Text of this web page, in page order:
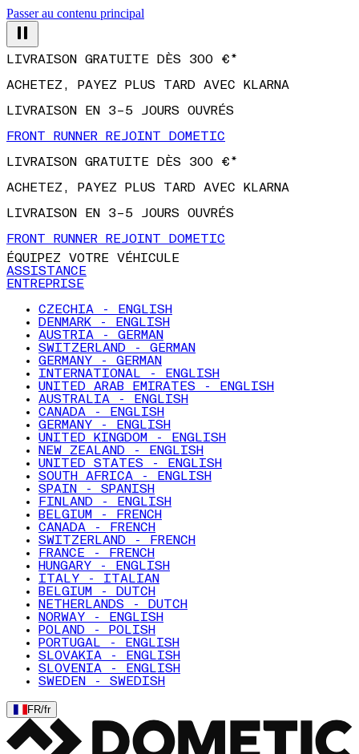
Passer au contenu principal
ACHETEZ, PAYEZ PLUS TARD AVEC KLARNA
LIVRAISON EN 3–5 JOURS OUVRÉS
FRONT RUNNER REJOINT DOMETIC
LIVRAISON GRATUITE DÈS 300 €*
ACHETEZ, PAYEZ PLUS TARD AVEC KLARNA
LIVRAISON EN 3–5 JOURS OUVRÉS
FRONT RUNNER REJOINT DOMETIC
ÉQUIPEZ VOTRE VÉHICULE
ASSISTANCE
ENTREPRISE
CZECHIA - ENGLISH
DENMARK - ENGLISH
AUSTRIA - GERMAN
SWITZERLAND - GERMAN
GERMANY - GERMAN
INTERNATIONAL - ENGLISH
UNITED ARAB EMIRATES - ENGLISH
AUSTRALIA - ENGLISH
CANADA - ENGLISH
GERMANY - ENGLISH
UNITED KINGDOM - ENGLISH
NEW ZEALAND - ENGLISH
UNITED STATES - ENGLISH
SOUTH AFRICA - ENGLISH
SPAIN - SPANISH
FINLAND - ENGLISH
BELGIUM - FRENCH
CANADA - FRENCH
SWITZERLAND - FRENCH
FRANCE - FRENCH
HUNGARY - ENGLISH
ITALY - ITALIAN
BELGIUM - DUTCH
NETHERLANDS - DUTCH
NORWAY - ENGLISH
POLAND - POLISH
PORTUGAL - ENGLISH
SLOVAKIA - ENGLISH
SLOVENIA - ENGLISH
SWEDEN - SWEDISH
FR/fr